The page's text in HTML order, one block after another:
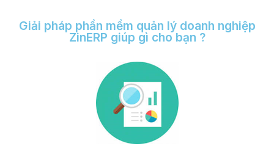
Giải pháp phần mềm quản lý doanh nghiệp
ZinERP giúp gì cho bạn ?